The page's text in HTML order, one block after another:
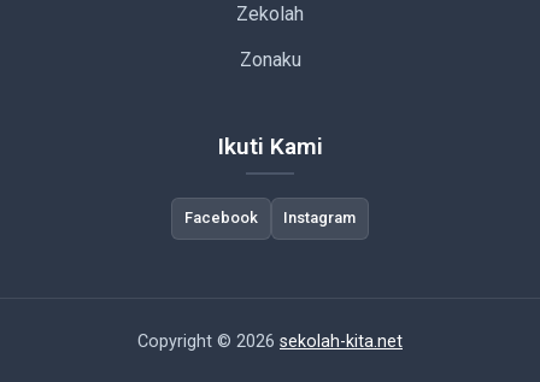
Zekolah
Zonaku
Ikuti Kami
Facebook Instagram
Copyright © 2026 sekolah-kita.net